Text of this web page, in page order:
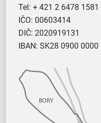
Tel: + 421 2 6478 1581
IČO: 00603414
DIČ: 2020919131
IBAN: SK28 0900